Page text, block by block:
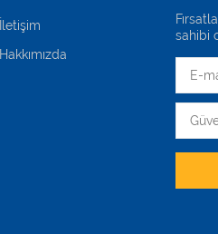
sahibi
İletişim
Hakkımızda